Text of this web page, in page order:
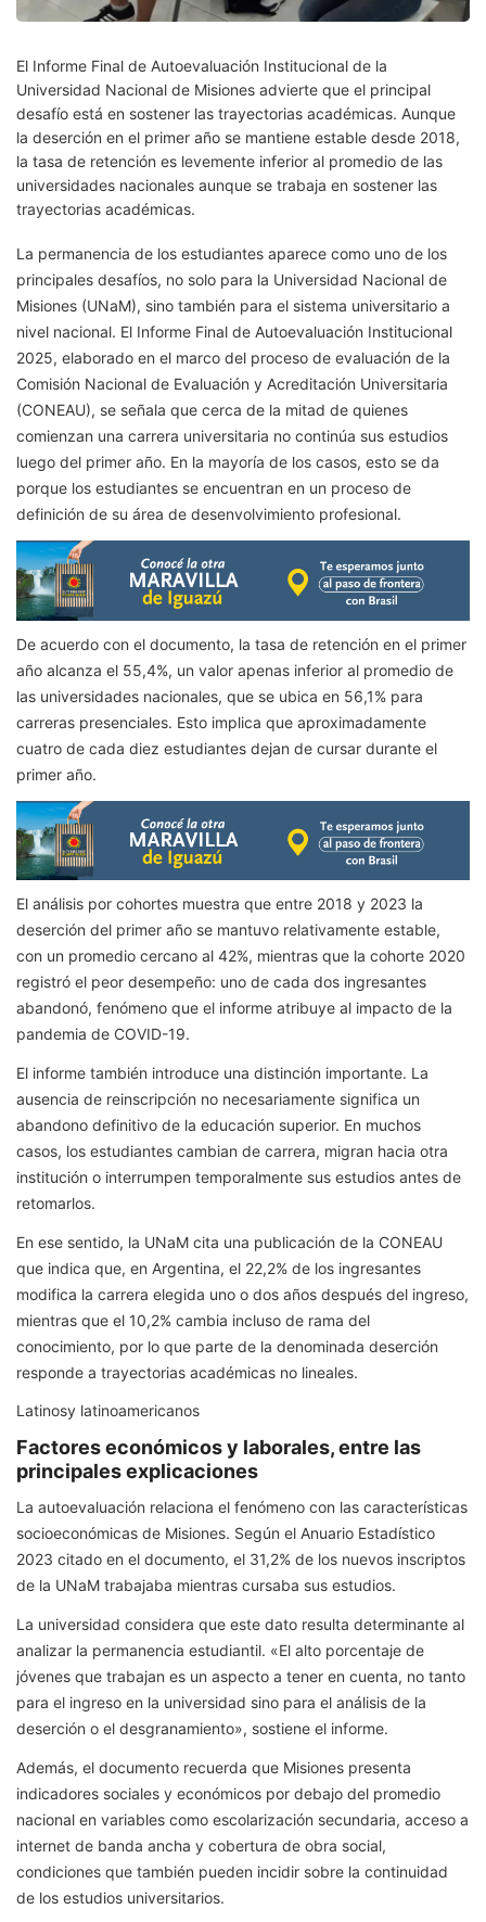
El Informe Final de Autoevaluación Institucional de la
Universidad Nacional de Misiones advierte que el principal
desafío está en sostener las trayectorias académicas. Aunque
la deserción en el primer año se mantiene estable desde 2018,
la tasa de retención es levemente inferior al promedio de las
universidades nacionales aunque se trabaja en sostener las
trayectorias académicas.
La permanencia de los estudiantes aparece como uno de los
principales desafíos, no solo para la Universidad Nacional de
Misiones (UNaM), sino también para el sistema universitario a
nivel nacional. El Informe Final de Autoevaluación Institucional
2025, elaborado en el marco del proceso de evaluación de la
Comisión Nacional de Evaluación y Acreditación Universitaria
(CONEAU), se señala que cerca de la mitad de quienes
comienzan una carrera universitaria no continúa sus estudios
luego del primer año. En la mayoría de los casos, esto se da
porque los estudiantes se encuentran en un proceso de
definición de su área de desenvolvimiento profesional.
De acuerdo con el documento, la tasa de retención en el primer
año alcanza el 55,4%, un valor apenas inferior al promedio de
las universidades nacionales, que se ubica en 56,1% para
carreras presenciales. Esto implica que aproximadamente
cuatro de cada diez estudiantes dejan de cursar durante el
primer año.
El análisis por cohortes muestra que entre 2018 y 2023 la
deserción del primer año se mantuvo relativamente estable,
con un promedio cercano al 42%, mientras que la cohorte 2020
registró el peor desempeño: uno de cada dos ingresantes
abandonó, fenómeno que el informe atribuye al impacto de la
pandemia de COVID-19.
El informe también introduce una distinción importante. La
ausencia de reinscripción no necesariamente significa un
abandono definitivo de la educación superior. En muchos
casos, los estudiantes cambian de carrera, migran hacia otra
institución o interrumpen temporalmente sus estudios antes de
retomarlos.
En ese sentido, la UNaM cita una publicación de la CONEAU
que indica que, en Argentina, el 22,2% de los ingresantes
modifica la carrera elegida uno o dos años después del ingreso,
mientras que el 10,2% cambia incluso de rama del
conocimiento, por lo que parte de la denominada deserción
responde a trayectorias académicas no lineales.
Latinosy latinoamericanos
Factores económicos y laborales, entre las
principales explicaciones
La autoevaluación relaciona el fenómeno con las características
socioeconómicas de Misiones. Según el Anuario Estadístico
2023 citado en el documento, el 31,2% de los nuevos inscriptos
de la UNaM trabajaba mientras cursaba sus estudios.
La universidad considera que este dato resulta determinante al
analizar la permanencia estudiantil. «El alto porcentaje de
jóvenes que trabajan es un aspecto a tener en cuenta, no tanto
para el ingreso en la universidad sino para el análisis de la
deserción o el desgranamiento», sostiene el informe.
Además, el documento recuerda que Misiones presenta
indicadores sociales y económicos por debajo del promedio
nacional en variables como escolarización secundaria, acceso a
internet de banda ancha y cobertura de obra social,
condiciones que también pueden incidir sobre la continuidad
de los estudios universitarios.